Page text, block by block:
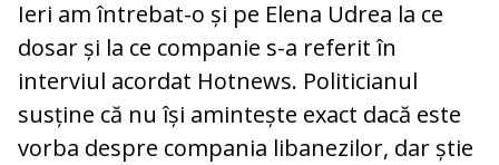
Ieri am întrebat-o și pe Elena Udrea la ce
dosar și la ce companie s-a referit în
interviul acordat Hotnews. Politicianul
susține că nu își amintește exact dacă este
vorba despre compania libanezilor, dar știe